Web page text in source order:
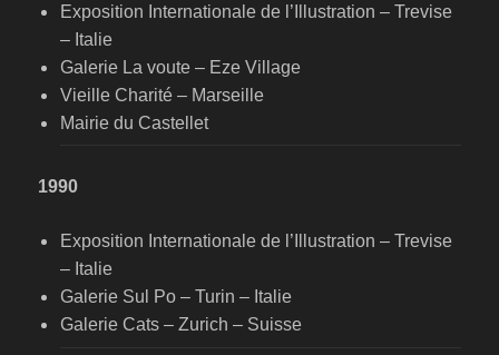
Exposition Internationale de l’Illustration – Trevise
– Italie
Galerie La voute – Eze Village
Vieille Charité – Marseille
Mairie du Castellet
1990
Exposition Internationale de l’Illustration – Trevise
– Italie
Galerie Sul Po – Turin – Italie
Galerie Cats – Zurich – Suisse